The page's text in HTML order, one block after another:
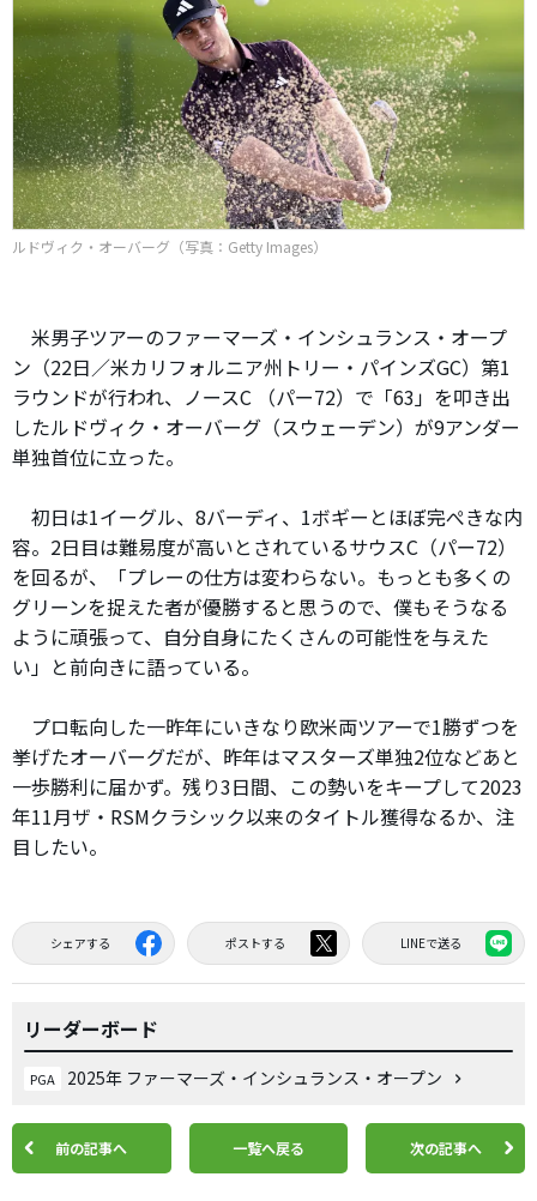
ルドヴィク・オーバーグ（写真：Getty Images）
米男子ツアーのファーマーズ・インシュランス・オープ
ン（22日／米カリフォルニア州トリー・パインズGC）第1
ラウンドが行われ、ノースC （パー72）で「63」を叩き出
したルドヴィク・オーバーグ（スウェーデン）が9アンダー
単独首位に立った。
初日は1イーグル、8バーディ、1ボギーとほぼ完ぺきな内
容。2日目は難易度が高いとされているサウスC（パー72）
を回るが、「プレーの仕方は変わらない。もっとも多くの
グリーンを捉えた者が優勝すると思うので、僕もそうなる
ように頑張って、自分自身にたくさんの可能性を与えた
い」と前向きに語っている。
プロ転向した一昨年にいきなり欧米両ツアーで1勝ずつを
挙げたオーバーグだが、昨年はマスターズ単独2位などあと
一歩勝利に届かず。残り3日間、この勢いをキープして2023
年11月ザ・RSMクラシック以来のタイトル獲得なるか、注
目したい。
シェアする ポストする LINEで送る
リーダーボード
PGA 2025年 ファーマーズ・インシュランス・オープン
前の記事へ 一覧へ戻る 次の記事へ